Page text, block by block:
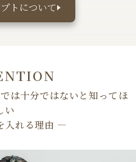
トについて
は十分ではないと知ってほ
い
入れる理由 ―